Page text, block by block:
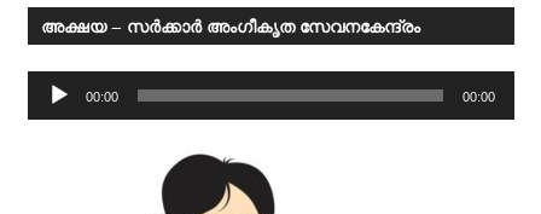
അക്ഷയ – സര്‍ക്കാര്‍ അംഗീകൃത സേവനകേന്ദ്രം
Audio
Player
00:00 00:00